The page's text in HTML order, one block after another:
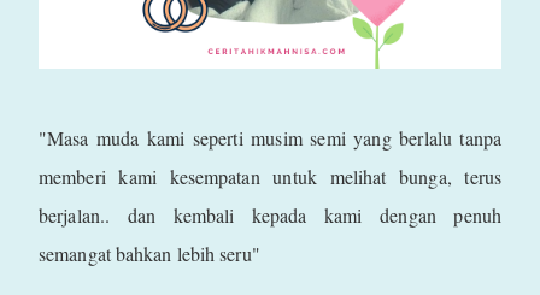
"Masa muda kami seperti musim semi yang berlalu tanpa
memberi kami kesempatan untuk melihat bunga, terus
berjalan.. dan kembali kepada kami dengan penuh
semangat bahkan lebih seru"